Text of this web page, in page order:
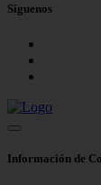
Síguenos
Información de